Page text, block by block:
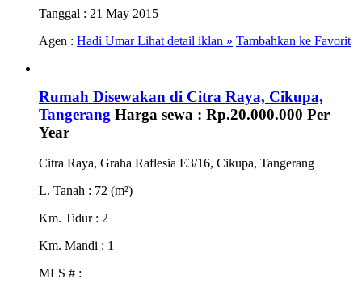
Tanggal : 21 May 2015
Agen : Hadi UmarLihat detail iklan » Tambahkan ke Favorit
Rumah Disewakan di Citra Raya, Cikupa,
Tangerang Harga sewa : Rp.20.000.000 Per
Year
Citra Raya, Graha Raflesia E3/16, Cikupa, Tangerang
L. Tanah : 72 (m²)
Km. Tidur : 2
Km. Mandi : 1
MLS # :